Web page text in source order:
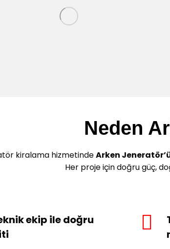
Neden
kiralama hizmetindeArken
Her proje için doğru güç,
ekip ile doğru